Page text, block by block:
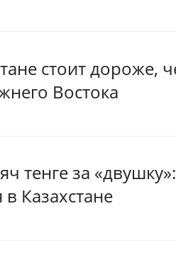
стоит дороже,
Востока
тенге за
Казахстане